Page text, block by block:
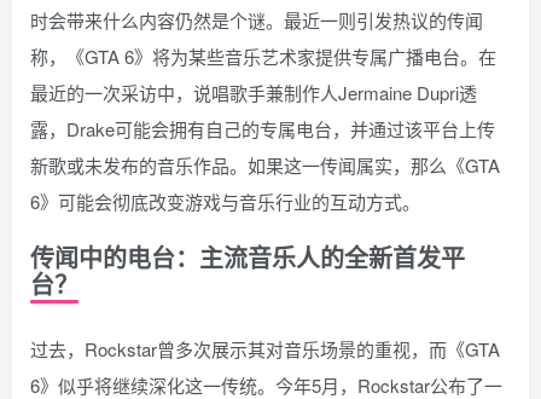
时会带来什么内容仍然是个谜。最近一则引发热议的传闻
称，《GTA 6》将为某些音乐艺术家提供专属广播电台。在
最近的一次采访中，说唱歌手兼制作人Jermaine Dupri透
露，Drake可能会拥有自己的专属电台，并通过该平台上传
新歌或未发布的音乐作品。如果这一传闻属实，那么《GTA
6》可能会彻底改变游戏与音乐行业的互动方式。
传闻中的电台：主流音乐人的全新首发平
台？
过去，Rockstar曾多次展示其对音乐场景的重视，而《GTA
6》似乎将继续深化这一传统。今年5月，Rockstar公布了一